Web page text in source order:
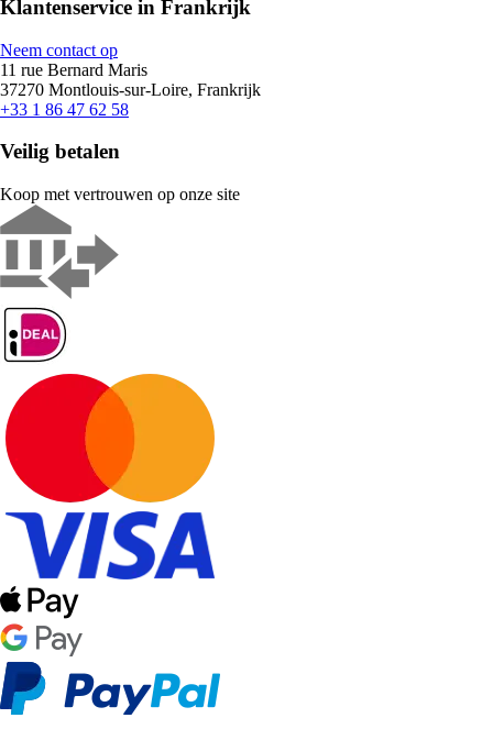
Klantenservice in Frankrijk
Neem contact op
11 rue Bernard Maris
37270 Montlouis-sur-Loire, Frankrijk
+33 1 86 47 62 58
Veilig betalen
Koop met vertrouwen op onze site